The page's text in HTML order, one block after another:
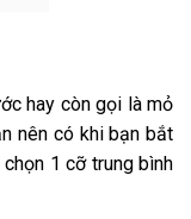
hay còn gọi là mỏ
nên có khi bạn bắt
1 cỡ trung bình